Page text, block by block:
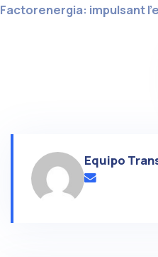
Factorenergia: impulsant
Equipo